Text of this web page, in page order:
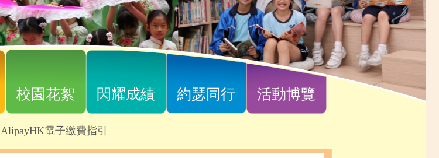
校園花絮 閃耀成績 約瑟同行 活動博覽
AlipayHK電子繳費指引